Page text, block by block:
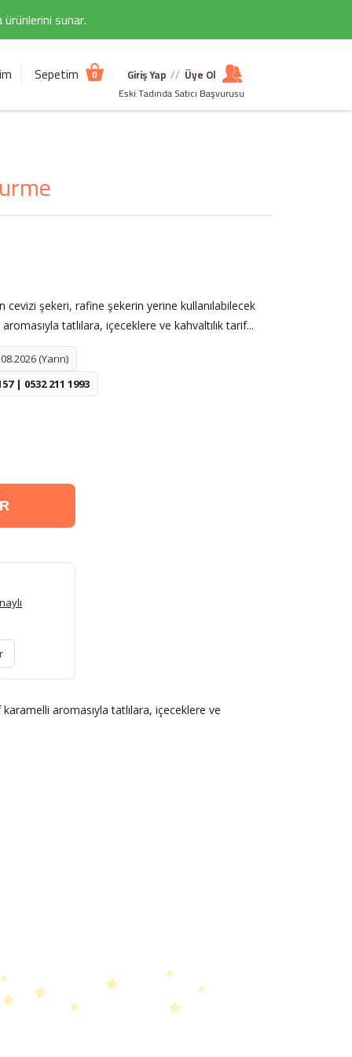
sunar.
Sepetim 0 Giriş Yap // Üye Ol
Eski Tadında Satıcı Başvurusu
şekeri, rafine şekerin yerine kullanılabilecek
tatlılara, içeceklere ve kahvaltılık tarif...
(Yarın)
| 0532 211 1993
aromasıyla tatlılara, içeceklere ve